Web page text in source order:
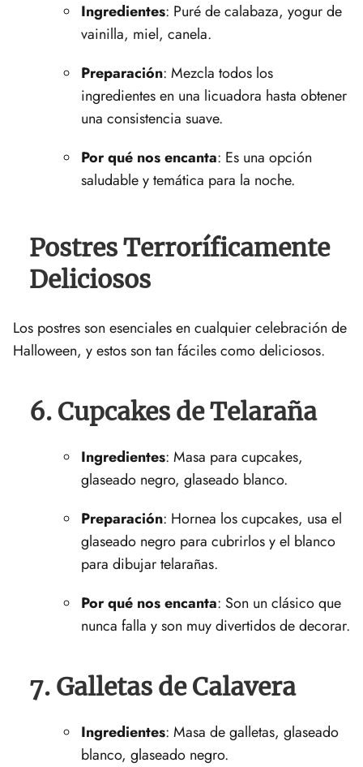
Ingredientes: Puré de ‌calabaza, yogur de
vainilla, miel, canela.
Preparación:⁢ Mezcla⁢ todos los
ingredientes en una licuadora hasta obtener
una ⁤consistencia suave.
Por qué nos encanta: Es una‍ opción
saludable y‌ temática para la noche.
Postres Terroríficamente
Deliciosos
Los ‍postres son ‌esenciales en cualquier celebración de
Halloween, ⁣y estos son tan fáciles como deliciosos.
6. Cupcakes de Telaraña
Ingredientes: Masa ⁤para cupcakes,
glaseado negro, glaseado blanco.
Preparación: Hornea los cupcakes, usa el
glaseado negro ‌para cubrirlos y el blanco
para dibujar telarañas.
Por qué nos ​encanta:⁢ Son un clásico ‍que
nunca falla y son muy divertidos de decorar.
7. Galletas de Calavera
Ingredientes: Masa de galletas, glaseado
blanco, glaseado negro.